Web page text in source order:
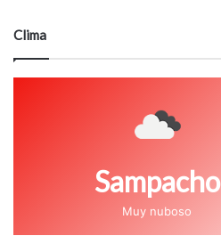
Clima
Sampacho
Muy nuboso